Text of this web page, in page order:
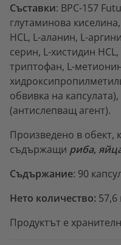
Съставки: BPC-157
глутаминова
HCL, L-аланин, L-
серин, L-хистидин
триптофан, L-
обвивка на
(антислепващ агент).
Произведено в обект,
съдържащи риба,
Съдържание: 90
Нето количество: 57,6
Продуктът е